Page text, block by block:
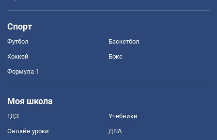
Спорт
Футбол Баскетбол
Хоккей Бокс
Формула-1
Моя школа
ГДЗ Учебники
Онлайн уроки ДПА